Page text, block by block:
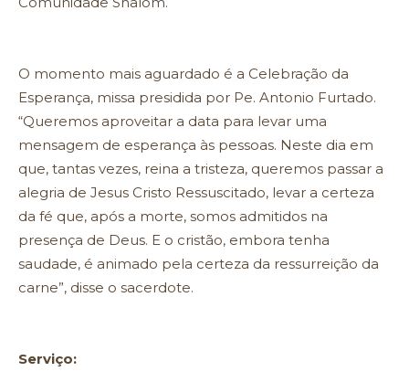
O momento mais aguardado é a Celebração da
Esperança, missa presidida por Pe. Antonio Furtado.
“Queremos aproveitar a data para levar uma
mensagem de esperança às pessoas. Neste dia em
que, tantas vezes, reina a tristeza, queremos passar a
alegria de Jesus Cristo Ressuscitado, levar a certeza
da fé que, após a morte, somos admitidos na
presença de Deus. E o cristão, embora tenha
saudade, é animado pela certeza da ressurreição da
carne”, disse o sacerdote.
Serviço: